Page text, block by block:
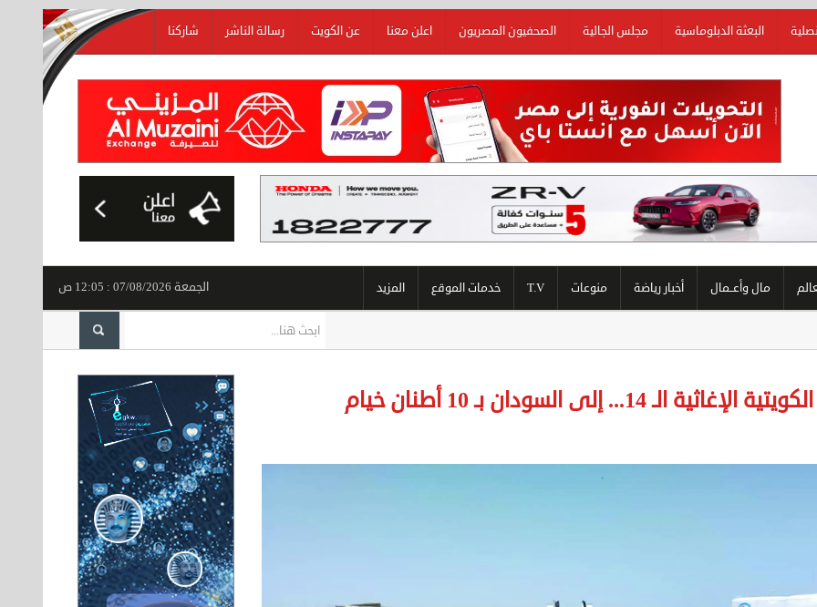
البعثة الدبلوماسية مجلس الجالية الصحفيون المصريون اعلن معنا عن الكويت رسالة الناشر شاركنا
مال وأعــمال أخبار رياضة منوعات T.V خدمات الموقع المزيد الجمعة 07/08/2026 : 12:05 ص
اليوم.. ترامب يوقع أمرين تنفيذيين بشأن منح الجنسية بالولادة :::الكويت تحدد شروط تحويل
الـ 14... إلى السودان بـ 10 أطنان خيام